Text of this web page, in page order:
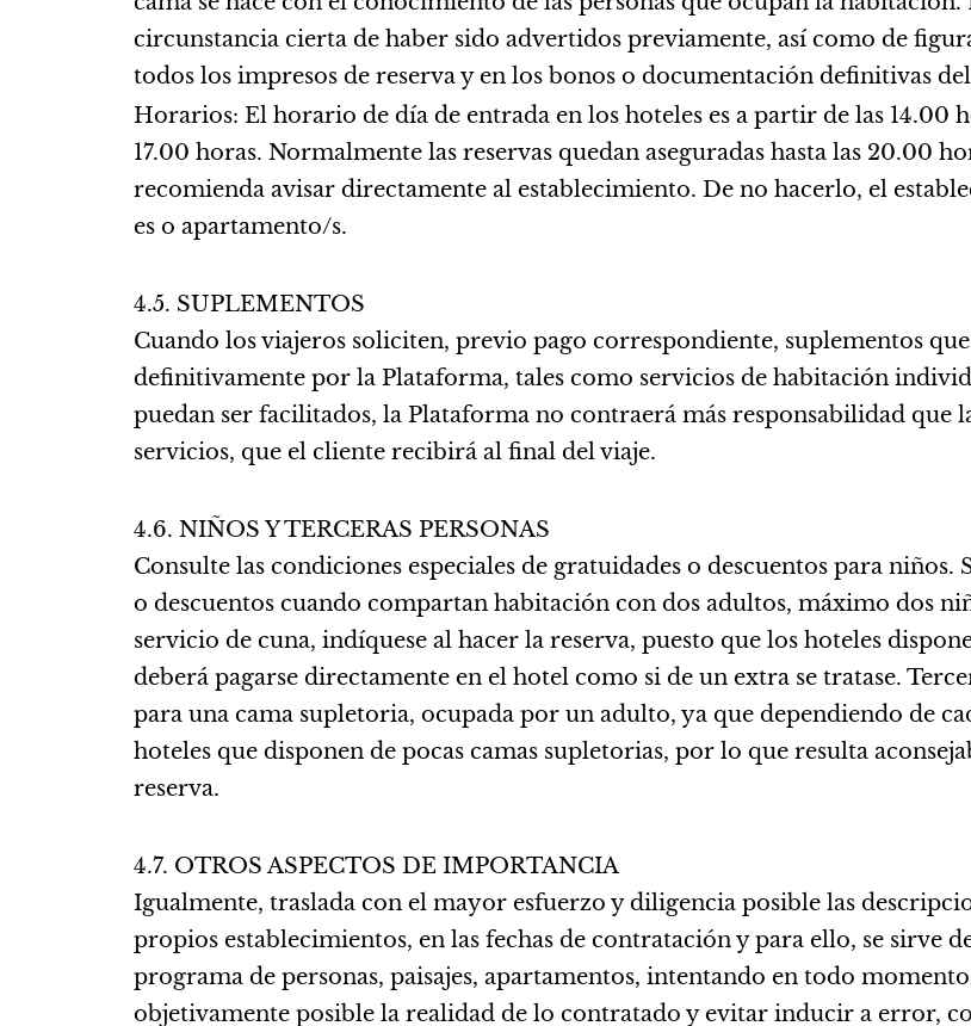
circunstancia cierta de haber sido advertidos previamente, así como de
todos los impresos de reserva y en los bonos o documentación definitivas
Horarios: El horario de día de entrada en los hoteles es a partir de las 14.00
17.00 horas. Normalmente las reservas quedan aseguradas hasta las 20.00
recomienda avisar directamente al establecimiento. De no hacerlo, el
es o apartamento/s.
4.5. SUPLEMENTOS
Cuando los viajeros soliciten, previo pago correspondiente, suplementos
definitivamente por la Plataforma, tales como servicios de habitación
puedan ser facilitados, la Plataforma no contraerá más responsabilidad que
servicios, que el cliente recibirá al final del viaje.
4.6. NIÑOS Y TERCERAS PERSONAS
Consulte las condiciones especiales de gratuidades o descuentos para
o descuentos cuando compartan habitación con dos adultos, máximo dos
servicio de cuna, indíquese al hacer la reserva, puesto que los hoteles
deberá pagarse directamente en el hotel como si de un extra se tratase.
para una cama supletoria, ocupada por un adulto, ya que dependiendo de
hoteles que disponen de pocas camas supletorias, por lo que resulta
reserva.
4.7. OTROS ASPECTOS DE IMPORTANCIA
Igualmente, traslada con el mayor esfuerzo y diligencia posible las
propios establecimientos, en las fechas de contratación y para ello, se sirve
programa de personas, paisajes, apartamentos, intentando en todo
objetivamente posible la realidad de lo contratado y evitar inducir a error,